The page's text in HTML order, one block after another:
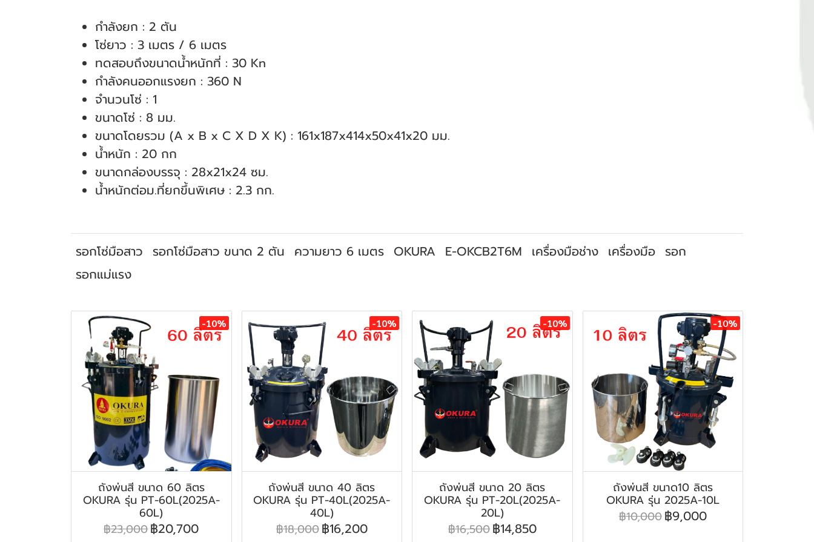
กำลังยก : 2 ตัน
โซ่ยาว : 3 เมตร / 6 เมตร
ทดสอบถึงขนาดน้ำหนักที่ : 30 Kn
กำลังคนออกแรงยก : 360 N
จำนวนโซ่ : 1
ขนาดโซ่ : 8 มม.
ขนาดโดยรวม (A x B x C X D X K) : 161x187x414x50x41x20 มม.
น้ำหนัก : 20 กก
ขนาดกล่องบรรจุ : 28x21x24 ซม.
น้ำหนักต่อม.ที่ยกขึ้นพิเศษ : 2.3 กก.
รอกโซ่มือสาว รอกโซ่มือสาว ขนาด 2 ตัน ความยาว 6 เมตร OKURA E-OKCB2T6M เครื่องมือช่าง เครื่องมือ รอก
รอกแม่แรง
-10%
ถังพ่นสี ขนาด 60 ลิตร
OKURA รุ่น PT-60L(2025A-
60L)
฿23,000฿20,700
-10%
ถังพ่นสี ขนาด 40 ลิตร
OKURA รุ่น PT-40L(2025A-
40L)
฿18,000฿16,200
-10%
ถังพ่นสี ขนาด 20 ลิตร
OKURA รุ่น PT-20L(2025A-
20L)
฿16,500฿14,850
-10%
ถังพ่นสี ขนาด10 ลิตร
OKURA รุ่น 2025A-10L
฿10,000฿9,000